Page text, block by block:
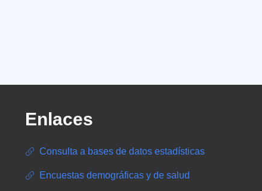
Enlaces
Consulta a bases de datos estadísticas
Encuestas demográficas y de salud